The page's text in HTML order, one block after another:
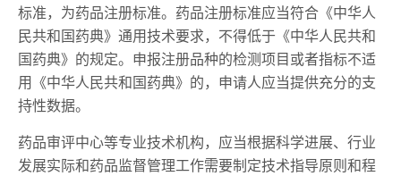
标准，为药品注册标准。药品注册标准应当符合《中华人
民共和国药典》通用技术要求，不得低于《中华人民共和
国药典》的规定。申报注册品种的检测项目或者指标不适
用《中华人民共和国药典》的，申请人应当提供充分的支
持性数据。
药品审评中心等专业技术机构，应当根据科学进展、行业
发展实际和药品监督管理工作需要制定技术指导原则和程